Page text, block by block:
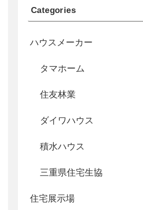
Categories
ハウスメーカー
タマホーム
住友林業
ダイワハウス
積水ハウス
三重県住宅生協
住宅展示場